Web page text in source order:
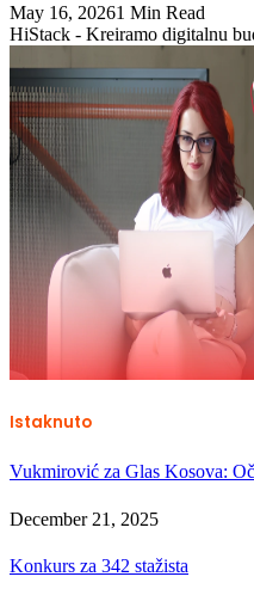
May 16, 20261 Min Read
HiStack - Kreiramo digitalnu
Istaknuto
Vukmirović za Glas Kosova:
December 21, 2025
Konkurs za 342 stažista